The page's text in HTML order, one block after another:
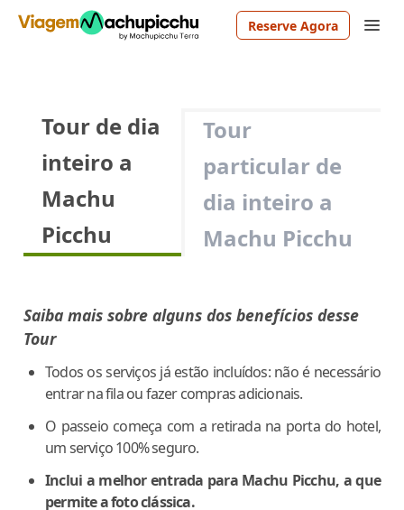
Reserve Agora
Tour de dia
inteiro a
Machu
Picchu
Tour
particular de
dia inteiro a
Machu Picchu
Saiba mais sobre alguns dos benefícios desse
Tour
Todos os serviços já estão incluídos: não é necessário
entrar na fila ou fazer compras adicionais.
O passeio começa com a retirada na porta do hotel,
um serviço 100% seguro.
Inclui a melhor entrada para Machu Picchu, a que
permite a foto clássica.